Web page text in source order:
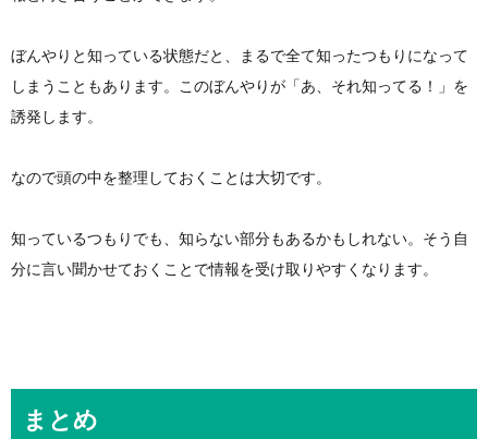
ぼんやりと知っている状態だと、まるで全て知ったつもりになって
しまうこともあります。このぼんやりが「あ、それ知ってる！」を
誘発します。
なので頭の中を整理しておくことは大切です。
知っているつもりでも、知らない部分もあるかもしれない。そう自
分に言い聞かせておくことで情報を受け取りやすくなります。
まとめ